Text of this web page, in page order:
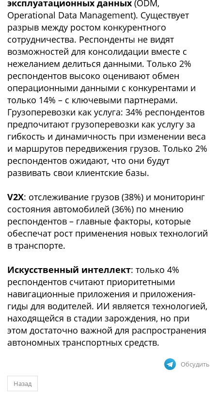
эксплуатационных данных (ODM,
Operational Data Management). Существует
разрыв между ростом конкурентного
сотрудничества. Респонденты не видят
возможностей для консолидации вместе с
нежеланием делиться данными. Только 2%
респондентов высоко оценивают обмен
операционными данными с конкурентами и
только 14% – с ключевыми партнерами.
Грузоперевозки как услуга: 34% респондентов
предпочитают грузоперевозки как услугу за
гибкость и динамичность при изменении веса
и маршрутов передвижения грузов. Только 2%
респондентов ожидают, что они будут
развивать свои клиентские базы.
V2X: отслеживание грузов (38%) и мониторинг
состояния автомобилей (36%) по мнению
респондентов – главные факторы, которые
обеспечат рост применения новых технологий
в транспорте.
Искусственный интеллект: только 4%
респондентов считают приоритетными
навигационные приложения и приложения-
гиды для водителей. ИИ является технологией,
находящейся в стадии зарождения, но при
этом достаточно важной для распространения
автономных транспортных средств.
Обсудить
Назад